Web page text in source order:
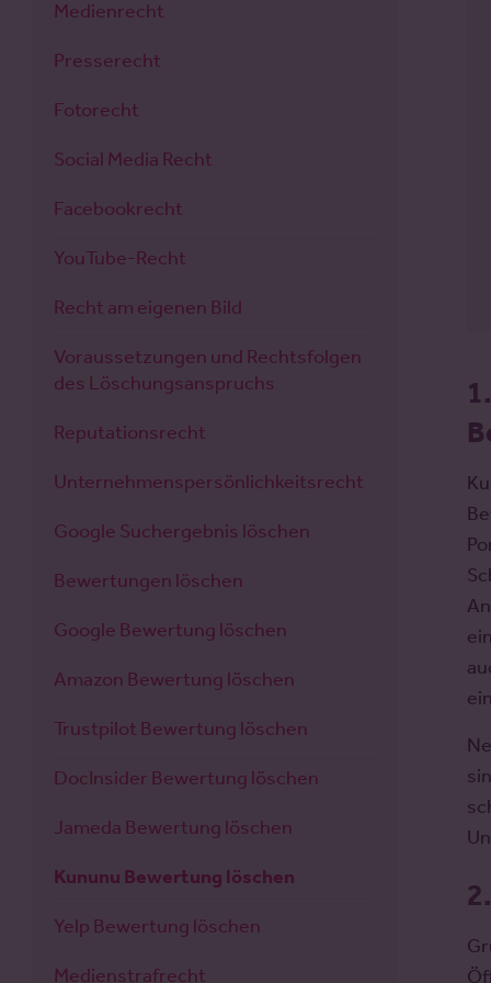
1.
2.
Medienrecht
Presserecht
Fotorecht
Social Media Recht
Facebookrecht
YouTube-Recht
Recht am eigenen Bild
Voraussetzungen und Rechtsfolgen
des Löschungsanspruchs
Reputationsrecht
Unternehmenspersönlichkeitsrecht
Google Suchergebnis löschen
Bewertungen löschen
Google Bewertung löschen
Amazon Bewertung löschen
Trustpilot Bewertung löschen
DocInsider Bewertung löschen
Jameda Bewertung löschen
Kununu Bewertung löschen
Yelp Bewertung löschen
Medienstrafrecht